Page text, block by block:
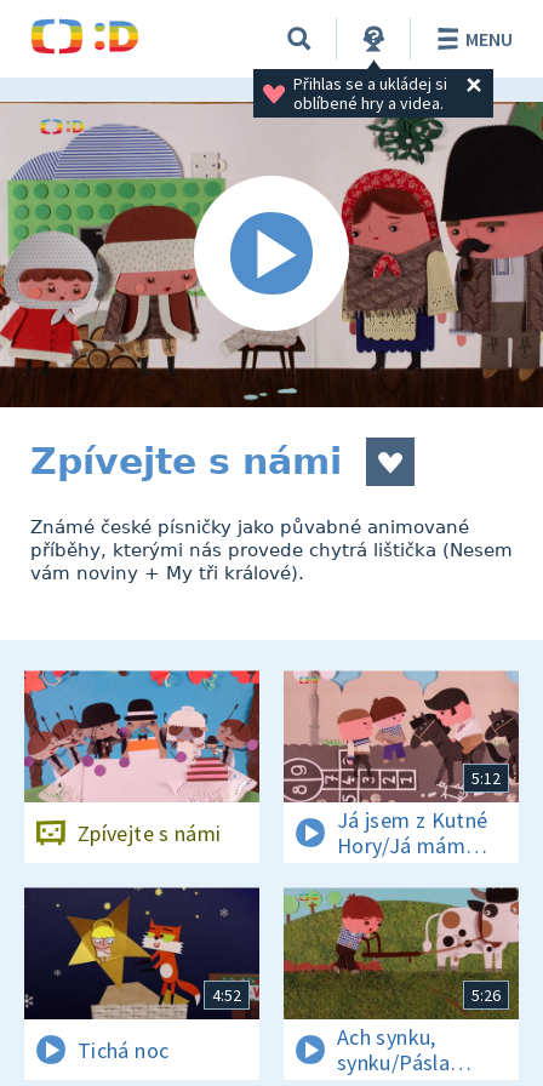
Přihlas se a ukládej si
oblíbené hry a videa.
MENU
Zpívejte s námi
Známé české písničky jako půvabné animované
příběhy, kterými nás provede chytrá lištička (Nesem
vám noviny + My tři králové).
Zpívejte s námi
5:12
Já jsem z Kutné
Hory/Já mám
koně
4:52
Tichá noc
5:26
Ach synku,
synku/Pásla